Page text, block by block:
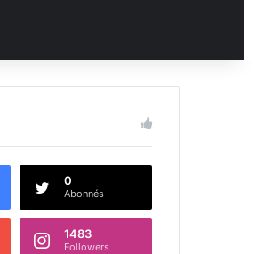
0
Abonnés
1483
Followers